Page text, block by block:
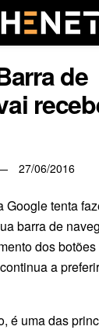
de
27/06/2016
Google tenta
barra de
dos
a
é uma das